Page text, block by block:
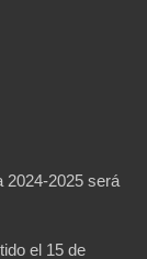
2024-2025 será
el 15 de